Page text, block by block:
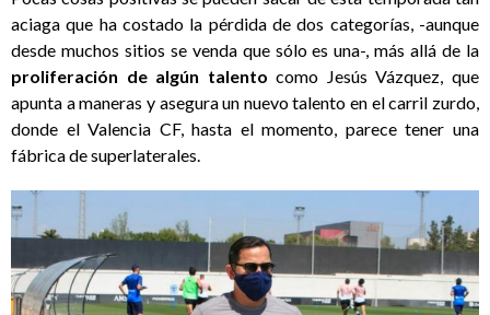
aciaga que ha costado la pérdida de dos categorías, -aunque
desde muchos sitios se venda que sólo es una-, más allá de la
proliferación de algún talento como Jesús Vázquez, que
apunta a maneras y asegura un nuevo talento en el carril zurdo,
donde el Valencia CF, hasta el momento, parece tener una
fábrica de superlaterales.